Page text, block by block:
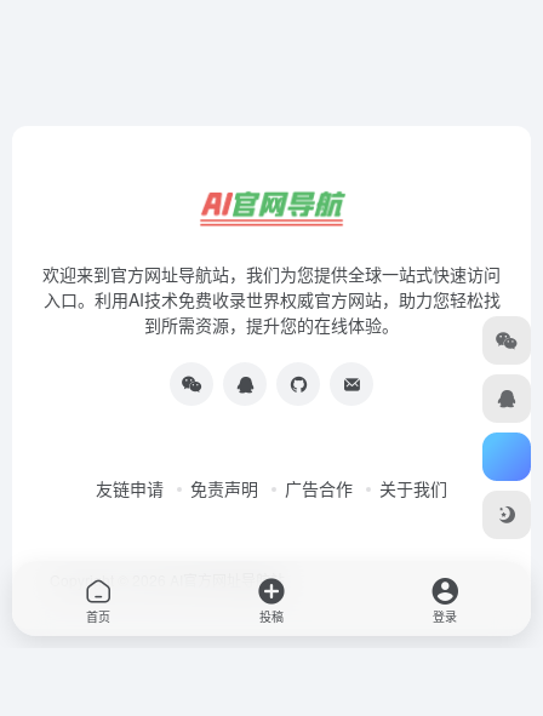
欢迎来到官方网址导航站，我们为您提供全球一站式快速访问
入口。利用AI技术免费收录世界权威官方网站，助力您轻松找
到所需资源，提升您的在线体验。
友链申请 免责声明 广告合作 关于我们
Copyright © 2026 AI官方网址导航站
首页 投稿 登录